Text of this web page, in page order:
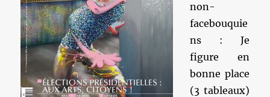
non-
facebouquie
ns : Je
figure en
bonne place
(3 tableaux)